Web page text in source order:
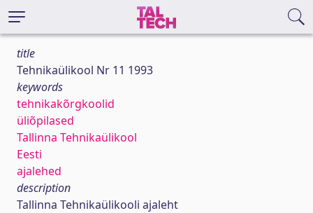
title
Tehnikaülikool Nr 11 1993
keywords
tehnikakõrgkoolid
üliõpilased
Tallinna Tehnikaülikool
Eesti
ajalehed
description
Tallinna Tehnikaülikooli ajaleht